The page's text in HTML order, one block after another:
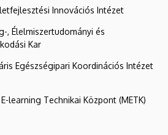
Innovációs Intézet
, Élelmiszertudományi és
Kar
Egészségipari Koordinációs Intézet
learning Technikai Központ (METK)